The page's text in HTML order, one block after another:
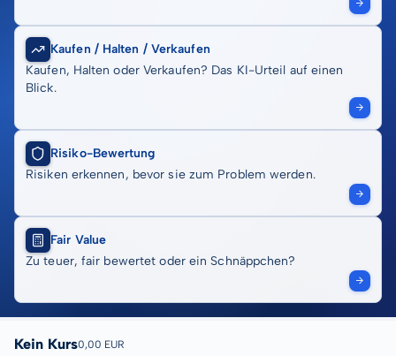
Kaufen / Halten / Verkaufen
Kaufen, Halten oder Verkaufen? Das KI-Urteil auf einen
Blick.
Risiko-Bewertung
Risiken erkennen, bevor sie zum Problem werden.
Fair Value
Zu teuer, fair bewertet oder ein Schnäppchen?
Kein Kurs0,00 EUR